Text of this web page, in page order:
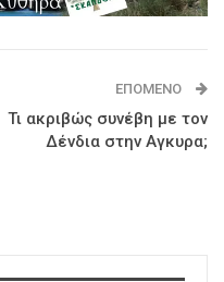
ΕΠΌΜΕΝΟ
Τι ακριβώς συνέβη με τον
Δένδια στην Αγκυρα;